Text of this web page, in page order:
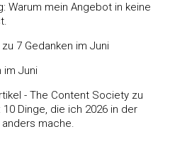
Warum mein Angebot in keine
zu 7 Gedanken im Juni
im Juni
- The Content Society zu
Dinge, die ich 2026 in der
mache.